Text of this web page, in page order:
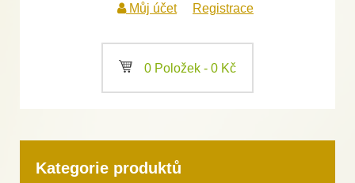
Můj účet Registrace
a 0 Položek - 0 Kč
Kategorie produktů